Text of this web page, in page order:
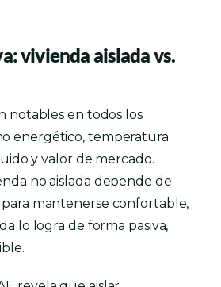
vivienda aislada vs.
notables en todos los
energético, temperatura
y valor de mercado.
no aislada depende de
para mantenerse confortable,
lo logra de forma pasiva,